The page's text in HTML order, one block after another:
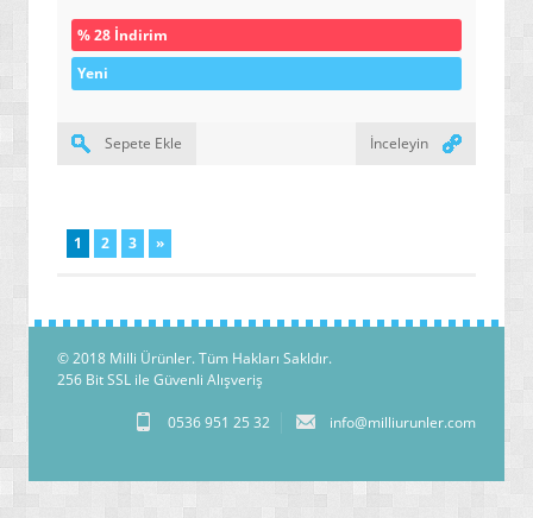
% 28 İndirim
Yeni
Sepete Ekle İnceleyin
1 2 3 »
© 2018 Milli Ürünler. Tüm Hakları Sakldır.
256 Bit SSL ile Güvenli Alışveriş
0536 951 25 32 info@milliurunler.com